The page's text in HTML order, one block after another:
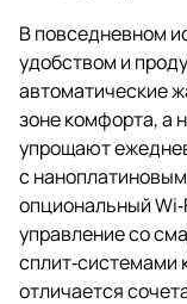
В повседневном
удобством и
автоматические
зоне комфорта, а
упрощают
с
опциональный
управление со
сплит‑системами
отличается